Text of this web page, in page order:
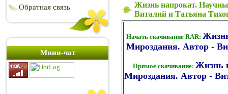
Обратная связь
Мини-чат
Жизнь напрокат.
Виталий и Татьяна
Начать скачивание RAR:
Мироздания. Автор -
Прямое скачивание: Жизнь
Мироздания. Автор -